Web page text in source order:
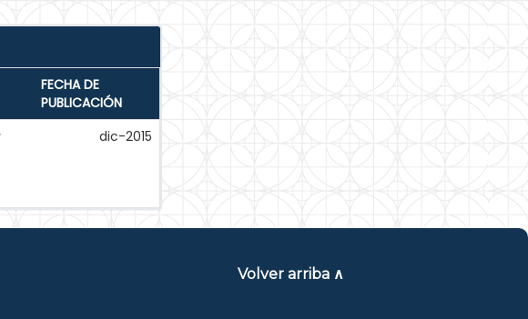
FECHA DE
PUBLICACIÓN
dic-2015
Volver arriba ∧